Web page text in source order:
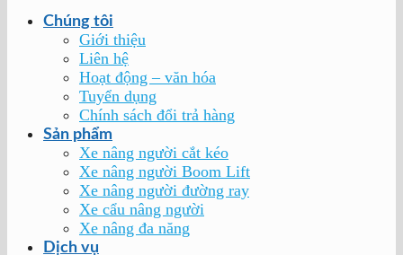
Chúng tôi
Giới thiệu
Liên hệ
Hoạt động – văn hóa
Tuyển dụng
Chính sách đổi trả hàng
Sản phẩm
Xe nâng người cắt kéo
Xe nâng người Boom Lift
Xe nâng người đường ray
Xe cẩu nâng người
Xe nâng đa năng
Dịch vụ